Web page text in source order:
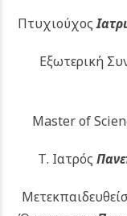
Πτυχιούχος
Εξωτερική
Master of
Τ. Ιατρός